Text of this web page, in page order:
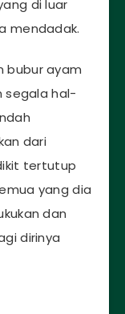
di luar
mendadak.
bubur ayam
segala hal-
dari
tertutup
yang dia
dan
dirinya